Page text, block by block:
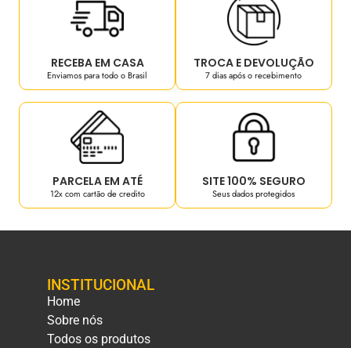
RECEBA EM CASA
Enviamos para todo o Brasil
TROCA E DEVOLUÇÃO
7 dias após o recebimento
PARCELA EM ATÉ
12x com cartão de credito
SITE 100% SEGURO
Seus dados protegidos
INSTITUCIONAL
Home
Sobre nós
Todos os produtos